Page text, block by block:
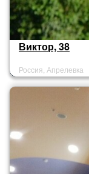
Виктор, 38
Россия, Апрелевка